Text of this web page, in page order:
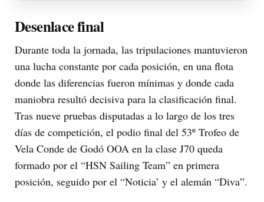
Desenlace final
Durante toda la jornada, las tripulaciones mantuvieron
una lucha constante por cada posición, en una flota
donde las diferencias fueron mínimas y donde cada
maniobra resultó decisiva para la clasificación final.
Tras nueve pruebas disputadas a lo largo de los tres
días de competición, el podio final del 53º Trofeo de
Vela Conde de Godó OOA en la clase J70 queda
formado por el “HSN Sailing Team” en primera
posición, seguido por el “Noticia’ y el alemán “Diva”.